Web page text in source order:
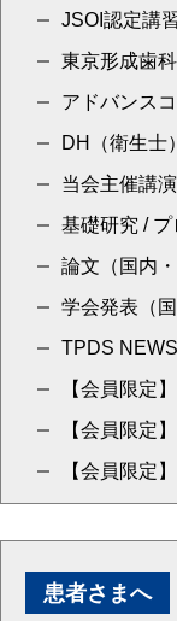
JSOI認定講
東京形成歯
アドバンス
DH（衛生士
当会主催講
基礎研究 /
論文（国内・
学会発表（国
TPDS
【会員限定
【会員限定
【会員限定
患者さまへ